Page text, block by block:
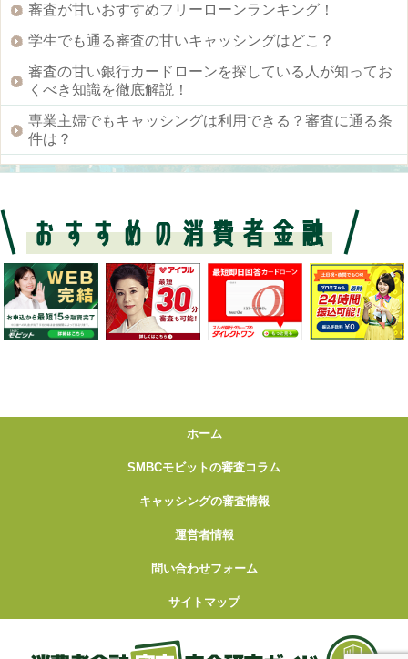
審査が甘いおすすめフリーローンランキング！
学生でも通る審査の甘いキャッシングはどこ？
審査の甘い銀行カードローンを探している人が知ってお
くべき知識を徹底解説！
専業主婦でもキャッシングは利用できる？審査に通る条
件は？
ホーム
SMBCモビットの審査コラム
キャッシングの審査情報
運営者情報
問い合わせフォーム
サイトマップ